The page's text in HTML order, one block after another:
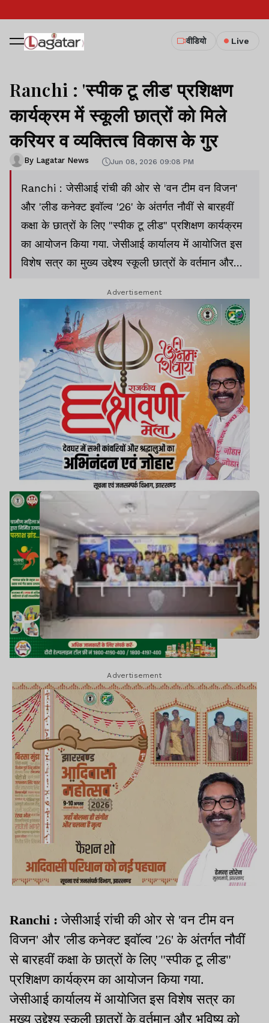
वीडियो Live
Ranchi : 'स्पीक टू लीड' प्रशिक्षण
कार्यक्रम में स्कूली छात्रों को मिले
करियर व व्यक्तित्व विकास के गुर
By Lagatar News Jun 08, 2026 09:08 PM
Ranchi : जेसीआई रांची की ओर से 'वन टीम वन विजन'
और 'लीड कनेक्ट इवॉल्व '26' के अंतर्गत नौवीं से बारहवीं
कक्षा के छात्रों के लिए "स्पीक टू लीड" प्रशिक्षण कार्यक्रम
का आयोजन किया गया. जेसीआई कार्यालय में आयोजित इस
विशेष सत्र का मुख्य उद्देश्य स्कूली छात्रों के वर्तमान और
विद्यार्थियों को मंच के डर (स्टेज फियर) से उबरने, प्रभावी
पब्लिक स्पीकिंग की कला सीखने और आत्मविश्वास के साथ
अपनी बात रखने के विभिन्न महत्वपूर्ण पहलुओं से अवगत
कराया गया.
Advertisement
Advertisement
Ranchi :जेसीआई रांची की ओर से 'वन टीम वन
विजन' और 'लीड कनेक्ट इवॉल्व '26' के अंतर्गत नौवीं
से बारहवीं कक्षा के छात्रों के लिए "स्पीक टू लीड"
प्रशिक्षण कार्यक्रम का आयोजन किया गया.
जेसीआई कार्यालय में आयोजित इस विशेष सत्र का
मुख्य उद्देश्य स्कूली छात्रों के वर्तमान और भविष्य को